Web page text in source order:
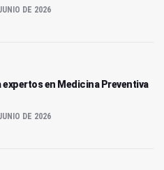
DE 2026
expertos en Medicina Preventiva
DE 2026